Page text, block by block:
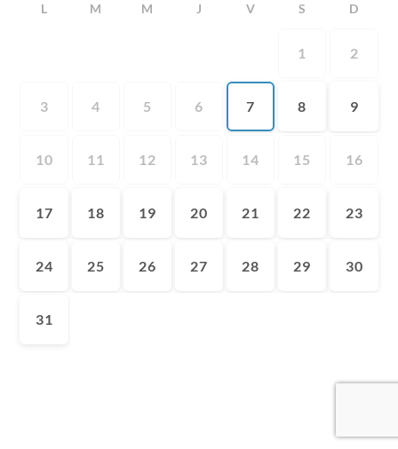
L
M M J V S D
1 2
3 4 5 6 7 8 9
10 11 12 13 14 15 16
17 18 19 20 21 22 23
24 25 26 27 28 29 30
31